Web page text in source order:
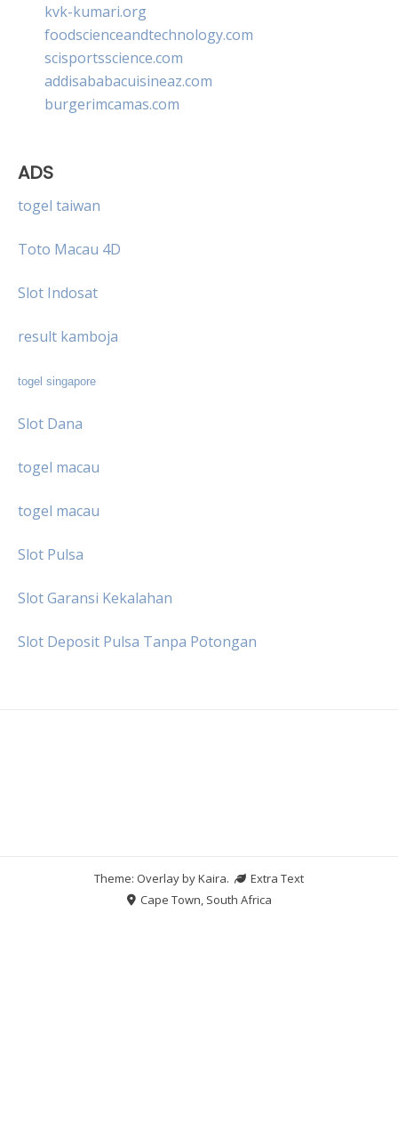
kvk-kumari.org
foodscienceandtechnology.com
scisportsscience.com
addisababacuisineaz.com
burgerimcamas.com
ADS
togel taiwan
Toto Macau 4D
Slot Indosat
result kamboja
togel singapore
Slot Dana
togel macau
togel macau
Slot Pulsa
Slot Garansi Kekalahan
Slot Deposit Pulsa Tanpa Potongan
Theme: Overlay byKaira.
Extra Text
Cape Town, South Africa